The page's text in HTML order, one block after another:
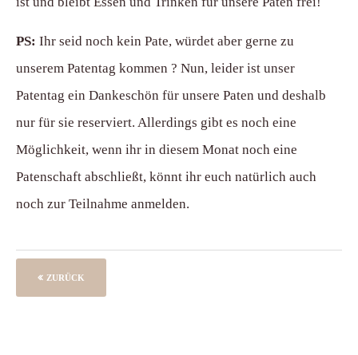
PS: Ihr seid noch kein Pate, würdet aber gerne zu
unserem Patentag kommen ? Nun, leider ist unser
Patentag ein Dankeschön für unsere Paten und deshalb
nur für sie reserviert. Allerdings gibt es noch eine
Möglichkeit, wenn ihr in diesem Monat noch eine
Patenschaft abschließt, könnt ihr euch natürlich auch
noch zur Teilnahme anmelden.
ZURÜCK